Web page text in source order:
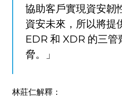
協助客戶實現資安韌
資安未來，所以將提
EDR 和 XDR 的三管
脅。」
林莊仁解釋：